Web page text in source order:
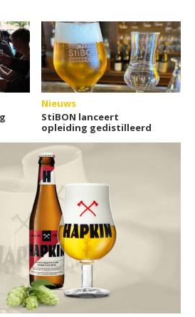
Nieuws
StiBON lanceert
opleiding gedistilleerd